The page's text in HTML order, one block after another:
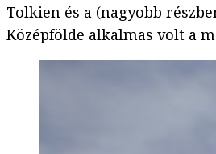
Tolkien és a (nagyobb
Középfölde alkalmas volt a